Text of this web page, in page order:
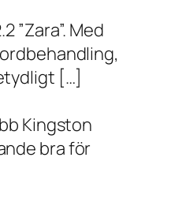
”Zara”. Med
[…]
Kingston
bra för